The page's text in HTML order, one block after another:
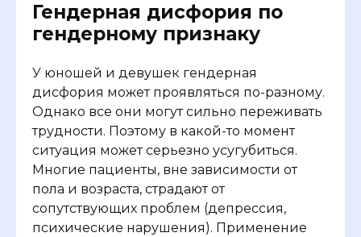
Гендерная дисфория по
гендерному признаку
У юношей и девушек гендерная
дисфория может проявляться по-разному.
Однако все они могут сильно переживать
трудности. Поэтому в какой-то момент
ситуация может серьезно усугубиться.
Многие пациенты, вне зависимости от
пола и возраста, страдают от
сопутствующих проблем (депрессия,
психические нарушения). Применение